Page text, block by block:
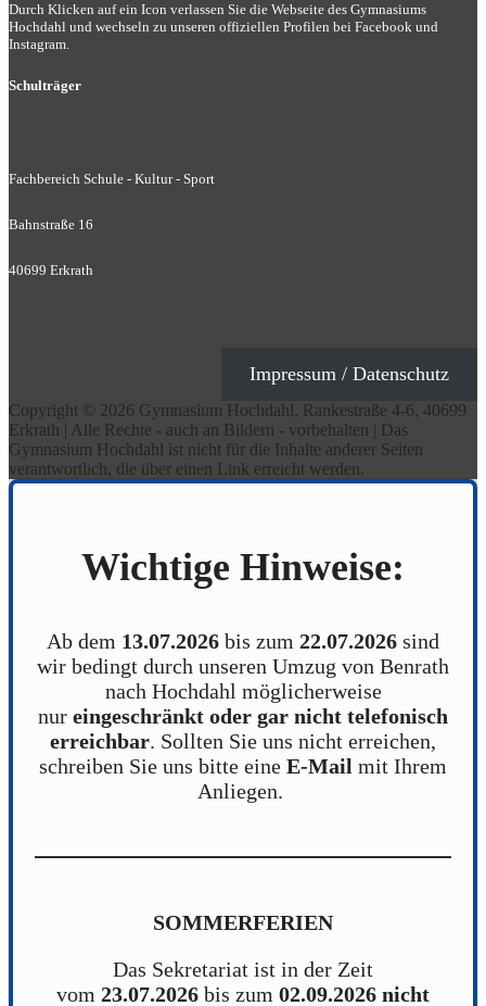
Durch Klicken auf ein Icon verlassen Sie die Webseite des Gymnasiums
Hochdahl und wechseln zu unseren offiziellen Profilen bei Facebook und
Instagram.
Schulträger
Fachbereich Schule - Kultur - Sport
Bahnstraße 16
40699 Erkrath
Impressum / Datenschutz
Copyright © 2026 Gymnasium Hochdahl, Rankestraße 4-6, 40699
Erkrath | Alle Rechte - auch an Bildern - vorbehalten | Das
Gymnasium Hochdahl ist nicht für die Inhalte anderer Seiten
verantwortlich, die über einen Link erreicht werden.
Wichtige Hinweise:
Ab dem 13.07.2026 bis zum 22.07.2026 sind
wir bedingt durch unseren Umzug von Benrath
nach Hochdahl möglicherweise
nur eingeschränkt oder gar nicht telefonisch
erreichbar. Sollten Sie uns nicht erreichen,
schreiben Sie uns bitte eine E-Mail mit Ihrem
Anliegen.
SOMMERFERIEN
Das Sekretariat ist in der Zeit
vom 23.07.2026 bis zum 02.09.2026 nicht